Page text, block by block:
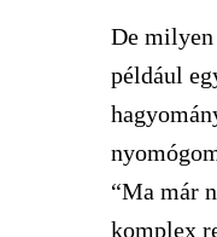
De milyen
például
“Ma már
komplex